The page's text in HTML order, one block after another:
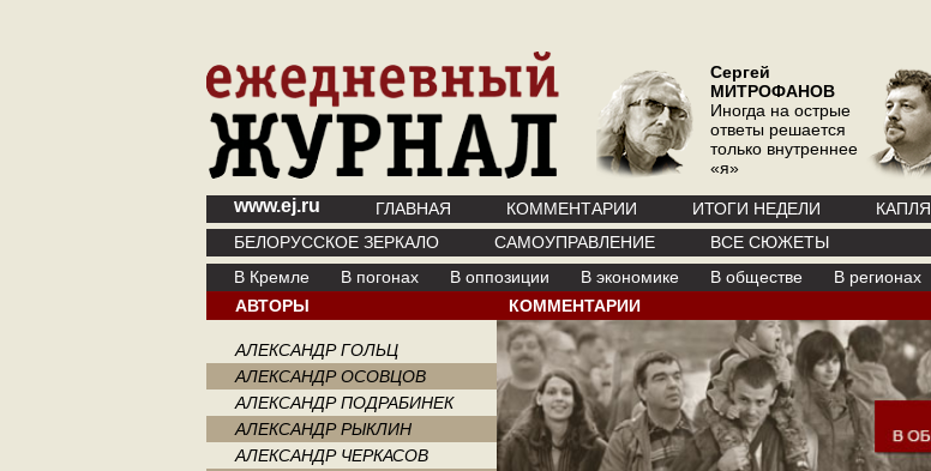
Сергей
МИТРОФАНОВ
Иногда на острые
ответы решается
только внутреннее
«я»
www.ej.ru ГЛАВНАЯ КОММЕНТАРИИ ИТОГИ НЕДЕЛИ
БЕЛОРУССКОЕ ЗЕРКАЛО
САМОУПРАВЛЕНИЕ
ВСЕ СЮЖЕТЫ
В Кремле
В погонах В оппозиции В экономике В обществе В регионах
АВТОРЫ
АЛЕКСАНДР ГОЛЬЦ
АЛЕКСАНДР ОСОВЦОВ
АЛЕКСАНДР ПОДРАБИНЕК
АЛЕКСАНДР РЫКЛИН
АЛЕКСАНДР ЧЕРКАСОВ
КОММЕНТАРИИ